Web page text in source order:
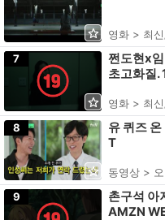
영화 > 최
7
쩐도현x
초고화질.
영화 > 최
8
유 퀴즈
T
동영상 >
9
촌구석 아
AMZN